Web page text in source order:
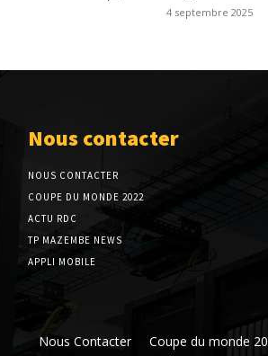
4 septembre 2025
Nous contacter
NOUS CONTACTER
COUPE DU MONDE 2022
ACTU RDC
TP MAZEMBE NEWS
APPLI MOBILE
Nous Contacter Coupe du monde